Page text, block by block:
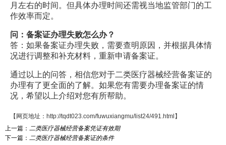
月左右的时间。但具体办理时间还需视当地监管部门的工
作效率而定。
问：备案证办理失败怎么办？
答：如果备案证办理失败，需要查明原因，并根据具体情
况进行调整和补充材料，重新申请备案证。
通过以上的问答，相信您对于二类医疗器械经营备案证的
办理有了更全面的了解。如果您有需要办理备案证的情
况，希望以上介绍对您有所帮助。
【网页地址： http://tqdt023.com/fuwuxiangmu/list24/491.html 】
上一篇： 二类医疗器械经营备案凭证有效期
下一篇： 二类医疗器械经营备案证的条件